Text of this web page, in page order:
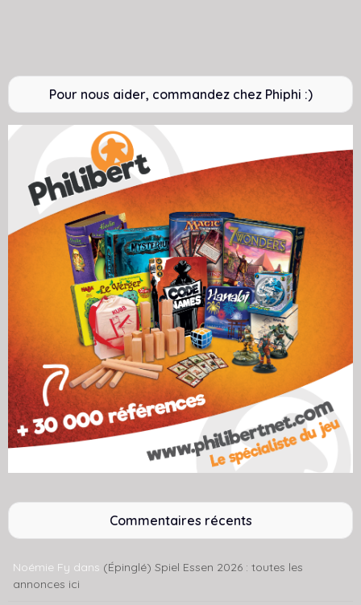
Pour nous aider, commandez chez Phiphi :)
Commentaires récents
Noémie Fy dans (Épinglé) Spiel Essen 2026 : toutes les
annonces ici